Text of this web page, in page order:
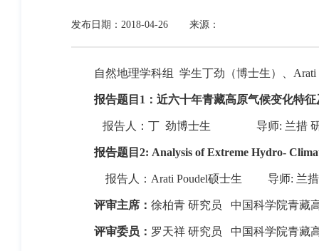
发布日期：2018-04-26 来源：
自然地理学科组 学生丁劲（博士生）、 Arati
报告题目 1 ：近六十年青藏高原气候变化特
报告人：丁 劲博士生 导师: 兰措
报告题目 2: Analysis of Extreme Hydro-
报告人： Arati Poudel硕士生 导师: 兰
评审主席： 徐柏青 研究员 中国科学院青藏
评审委员： 罗天祥 研究员 中国科学院青藏